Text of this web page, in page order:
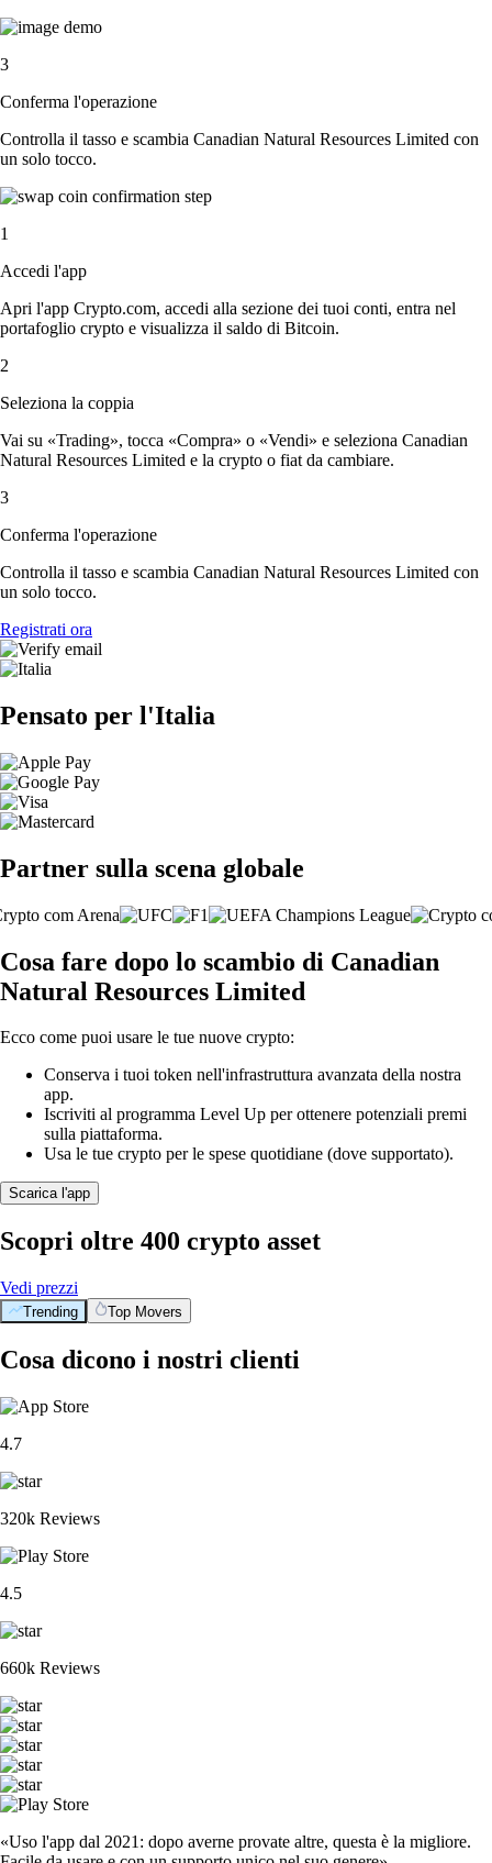
3
Conferma l'operazione
Controlla il tasso e scambia Canadian Natural Resources Limited con
un solo tocco.
1
Accedi l'app
Apri l'app Crypto.com, accedi alla sezione dei tuoi conti, entra nel
portafoglio crypto e visualizza il saldo di Bitcoin.
2
Seleziona la coppia
Vai su «Trading», tocca «Compra» o «Vendi» e seleziona Canadian
Natural Resources Limited e la crypto o fiat da cambiare.
3
Conferma l'operazione
Controlla il tasso e scambia Canadian Natural Resources Limited con
un solo tocco.
Registrati ora
Pensato per l'Italia
Partner sulla scena globale
Cosa fare dopo lo scambio di Canadian
Natural Resources Limited
Ecco come puoi usare le tue nuove crypto:
Conserva i tuoi token nell'infrastruttura avanzata della nostra
app.
Iscriviti al programma Level Up per ottenere potenziali premi
sulla piattaforma.
Usa le tue crypto per le spese quotidiane (dove supportato).
Scarica l'app
Scopri oltre 400 crypto asset
Vedi prezzi
Trending Top Movers
Cosa dicono i nostri clienti
4.7
320k Reviews
4.5
660k Reviews
«Uso l'app dal 2021: dopo averne provate altre, questa è la migliore.